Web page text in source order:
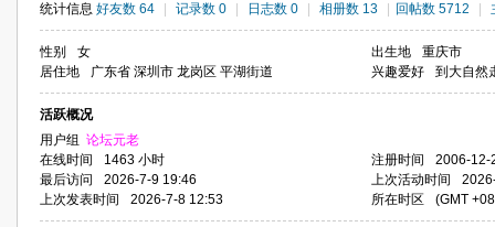
统计信息 好友数 64 记录数 0 日志数 0 相册数 13 回帖数 5712
性别 女 出生地
重庆市
居住地
广东省 深圳市 龙岗区 平湖街道 兴趣爱好 到大自然
活跃概况
用户组 论坛元老
在线时间
1463 小时 注册时间
2006-12-
最后访问
2026-7-9 19:46 上次活动时间
上次发表时间
2026-7-8 12:53 所在时区 (GMT